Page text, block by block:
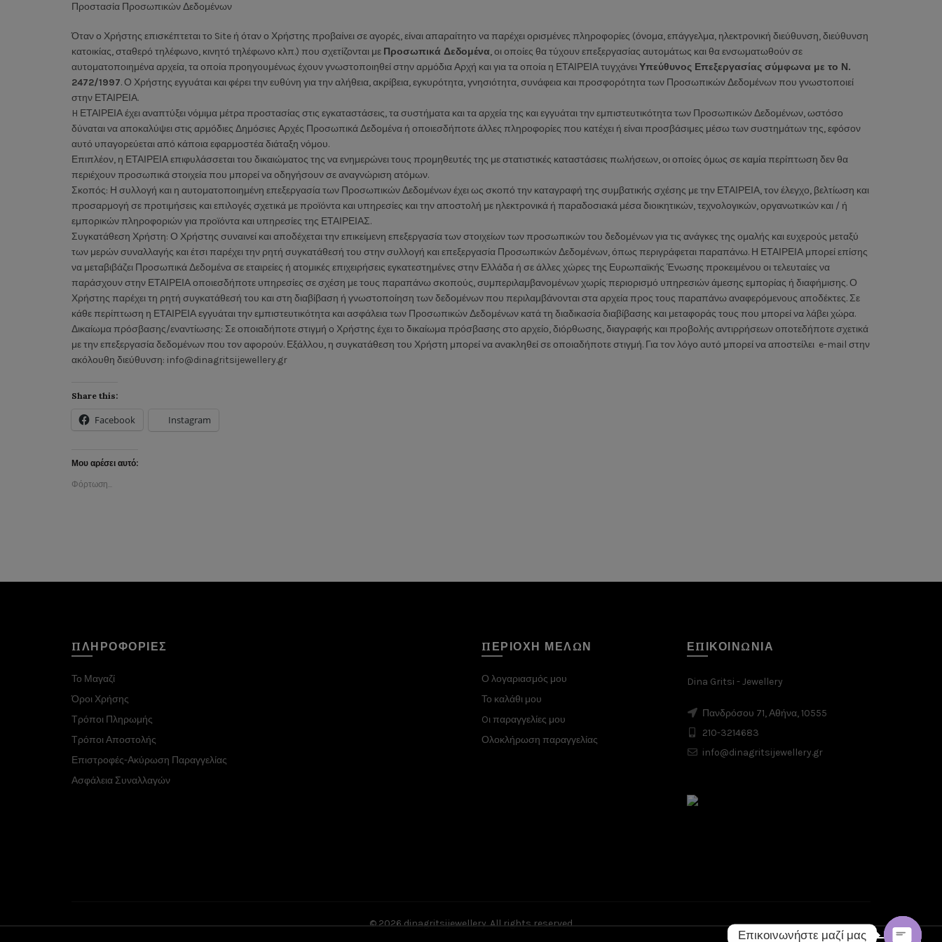
Προστασία Προσωπικών Δεδομένων
Όταν ο Χρήστης επισκέπτεται το Site ή όταν ο Χρήστης προβαίνει σε αγορές, είναι απαραίτητο να παρέχει ορισμένες πληροφορίες (όνομα, επάγγελμα, ηλεκτρονική διεύθυνση, διεύθυνση
κατοικίας, σταθερό τηλέφωνο, κινητό τηλέφωνο κλπ.) που σχετίζονται με Προσωπικά Δεδομένα, οι οποίες θα τύχουν επεξεργασίας αυτομάτως και θα ενσωματωθούν σε
αυτοματοποιημένα αρχεία, τα οποία προηγουμένως έχουν γνωστοποιηθεί στην αρμόδια Αρχή και για τα οποία η ΕΤΑΙΡΕΙΑ τυγχάνειΥπεύθυνος Επεξεργασίας σύμφωνα με το Ν.
2472/1997. Ο Χρήστης εγγυάται και φέρει την ευθύνη για την αλήθεια, ακρίβεια, εγκυρότητα, γνησιότητα, συνάφεια και προσφορότητα των Προσωπικών Δεδομένων που γνωστοποιεί
στην ΕΤΑΙΡΕΙΑ.
H ΕΤΑΙΡΕΙΑ έχει αναπτύξει νόμιμα μέτρα προστασίας στις εγκαταστάσεις, τα συστήματα και τα αρχεία της και εγγυάται την εμπιστευτικότητα των Προσωπικών Δεδομένων, ωστόσο
δύναται να αποκαλύψει στις αρμόδιες Δημόσιες Αρχές Προσωπικά Δεδομένα ή οποιεσδήποτε άλλες πληροφορίες που κατέχει ή είναι προσβάσιμες μέσω των συστημάτων της, εφόσον
αυτό υπαγορεύεται από κάποια εφαρμοστέα διάταξη νόμου.
Επιπλέον, η ΕΤΑΙΡΕΙΑ επιφυλάσσεται του δικαιώματος της να ενημερώνει τους προμηθευτές της με στατιστικές καταστάσεις πωλήσεων, οι οποίες όμως σε καμία περίπτωση δεν θα
περιέχουν προσωπικά στοιχεία που μπορεί να οδηγήσουν σε αναγνώριση ατόμων.
Σκοπός: Η συλλογή και η αυτοματοποιημένη επεξεργασία των Προσωπικών Δεδομένων έχει ως σκοπό την καταγραφή της συμβατικής σχέσης με την ΕΤΑΙΡΕΙΑ, τον έλεγχο, βελτίωση και
προσαρμογή σε προτιμήσεις και επιλογές σχετικά με προϊόντα και υπηρεσίες και την αποστολή με ηλεκτρονικά ή παραδοσιακά μέσα διοικητικών, τεχνολογικών, οργανωτικών και / ή
εμπορικών πληροφοριών για προϊόντα και υπηρεσίες της ΕΤΑΙΡΕΙΑΣ.
Συγκατάθεση Χρήστη: Ο Χρήστης συναινεί και αποδέχεται την επικείμενη επεξεργασία των στοιχείων των προσωπικών του δεδομένων για τις ανάγκες της ομαλής και ευχερούς μεταξύ
των μερών συναλλαγής και έτσι παρέχει την ρητή συγκατάθεσή του στην συλλογή και επεξεργασία Προσωπικών Δεδομένων, όπως περιγράφεται παραπάνω. Η ΕΤΑΙΡΕΙΑ μπορεί επίσης
να μεταβιβάζει Προσωπικά Δεδομένα σε εταιρείες ή ατομικές επιχειρήσεις εγκατεστημένες στην Ελλάδα ή σε άλλες χώρες της Ευρωπαϊκής Ένωσης προκειμένου οι τελευταίες να
παράσχουν στην ΕΤΑΙΡΕΙΑ οποιεσδήποτε υπηρεσίες σε σχέση με τους παραπάνω σκοπούς, συμπεριλαμβανομένων χωρίς περιορισμό υπηρεσιών άμεσης εμπορίας ή διαφήμισης. Ο
Χρήστης παρέχει τη ρητή συγκατάθεσή του και στη διαβίβαση ή γνωστοποίηση των δεδομένων που περιλαμβάνονται στα αρχεία προς τους παραπάνω αναφερόμενους αποδέκτες. Σε
κάθε περίπτωση η ΕΤΑΙΡΕΙΑ εγγυάται την εμπιστευτικότητα και ασφάλεια των Προσωπικών Δεδομένων κατά τη διαδικασία διαβίβασης και μεταφοράς τους που μπορεί να λάβει χώρα.
Δικαίωμα πρόσβασης/εναντίωσης: Σε οποιαδήποτε στιγμή ο Χρήστης έχει το δικαίωμα πρόσβασης στο αρχείο, διόρθωσης, διαγραφής και προβολής αντιρρήσεων οποτεδήποτε σχετικά
με την επεξεργασία δεδομένων που τον αφορούν. Εξάλλου, η συγκατάθεση του Χρήστη μπορεί να ανακληθεί σε οποιαδήποτε στιγμή. Για τον λόγο αυτό μπορεί να αποστείλει e-mail στην
ακόλουθη διεύθυνση: info@dinagritsijewellery.gr
Share this:
Facebook Instagram
Μου αρέσει αυτό:
Φόρτωση...
ΠΛΗΡΟΦΟΡΙΕΣ
Το Μαγαζί
Όροι Χρήσης
Τρόποι Πληρωμής
Τρόποι Αποστολής
Επιστροφές-Ακύρωση Παραγγελίας
Ασφάλεια Συναλλαγών
ΠΕΡΙΟΧΗ ΜΕΛΩΝ
Ο λογαριασμός μου
Το καλάθι μου
Oι παραγγελίες μου
Ολοκλήρωση παραγγελίας
ΕΠΙΚΟΙΝΩΝΙΑ
Dina Gritsi - Jewellery
Πανδρόσου 71, Αθήνα, 10555
210-3214683
info@dinagritsijewellery.gr
© 2026dinagritsijewellery. All rights reserved
Επικοινωνήστε μαζί μας